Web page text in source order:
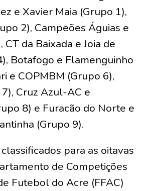
e Xavier Maia (Grupo 1),
2), Campeões Águias e
da Baixada e Joia de
Botafogo e Flamenguinho
e COPMBM (Grupo 6),
Cruz Azul-AC e
8) e Furacão do Norte e
(Grupo 9).
para as oitavas
de Competições
Futebol do Acre (FFAC)